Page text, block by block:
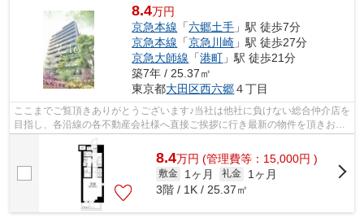
8.4万円
京急本線 「六郷土手 」駅 徒歩7分
京急本線 「京急川崎 」駅 徒歩27分
京急大師線 「港町 」駅 徒歩21分
築7年 / 25.37㎡
東京都大田区西六郷４丁目
ここまでご覧頂きありがとうございます♪当社は他社に負けない総合仲介店を
目指し、各沿線の各不動産会社様へ直接ご挨拶に行き最新の物件を頂きお客
様へ提供しております！最新の情報は...
8.4万円 (管理費等：15,000円 )
敷金 1ヶ月 礼金
1ヶ月
3階 / 1K / 25.37㎡